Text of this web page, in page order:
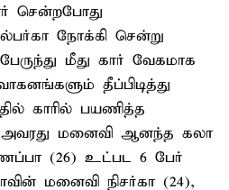
சென்றபோது
நோக்கி சென்று
மீது கார் வேகமாக
தீப்பிடித்து
காரில் பயணித்த
அவரது மனைவி ஆனந்த கலா
(26) உட்பட 6 பேர்
மனைவி நிசர்கா (24),